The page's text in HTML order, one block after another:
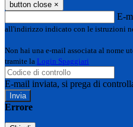
button close ×
E-
all'indirizzo indicato con le istruzioni
Non hai una e-mail associata al nome
tramite la Login Spaggiari
E-mail inviata, si prega di
Errore